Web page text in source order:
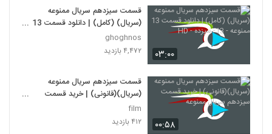
۰۳:۰۰
قسمت سیزدهم سریال ممنوعه
(سریال) (کامل) | دانلود قسمت 13
ممنوعه - 13- سیزده - HD
ghoghnos
۴,۴۷۲ بازدید
۰۰:۵۸
قسمت سیزدهم سریال ممنوعه
(سریال)(قانونی) | خرید قسمت
سیزدهم سریال ممنوعه
film
۴۱۲ بازدید